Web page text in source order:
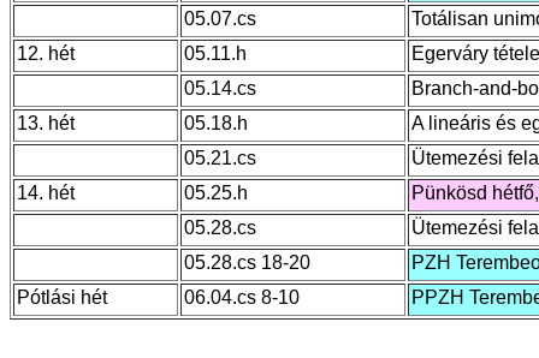
05.07.cs
Totálisan
12. hét
05.11.h
Egerváry tétele
05.14.cs
Branch-and-
13. hét
05.18.h
A lineáris és
05.21.cs
Ütemezési
14. hét
05.25.h
Pünkösd
05.28.cs
Ütemezési
05.28.cs 18-20
PZH
Pótlási hét
06.04.cs 8-10 PPZH